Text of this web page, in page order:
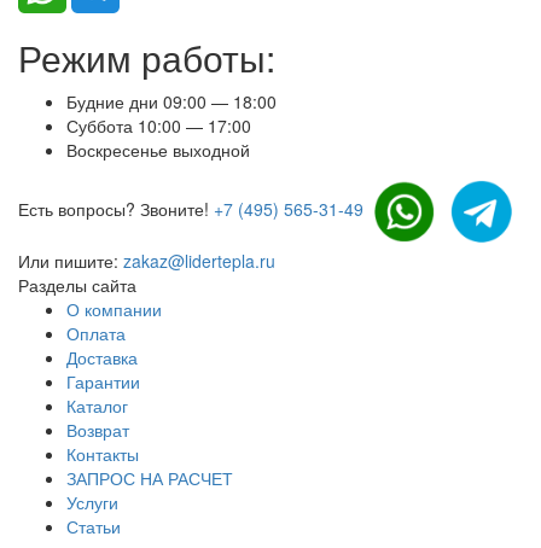
Режим работы:
Будние дни 09:00 — 18:00
Суббота 10:00 — 17:00
Воскресенье выходной
Есть вопросы? Звоните! +7 (495) 565-31-49
Или пишите: zakaz@lidertepla.ru
Разделы сайта
О компании
Оплата
Доставка
Гарантии
Каталог
Возврат
Контакты
ЗАПРОС НА РАСЧЕТ
Услуги
Статьи